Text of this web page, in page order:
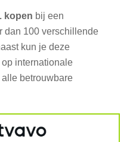
kopen bij een
dan 100 verschillende
kun je deze
internationale
betrouwbare